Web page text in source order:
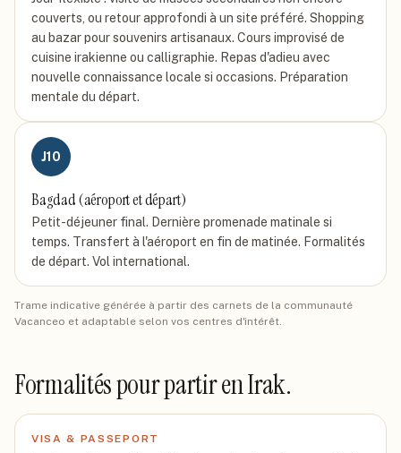
couverts, ou retour approfondi à un site préféré. Shopping
au bazar pour souvenirs artisanaux. Cours improvisé de
cuisine irakienne ou calligraphie. Repas d'adieu avec
nouvelle connaissance locale si occasions. Préparation
mentale du départ.
J10
Bagdad (aéroport et départ)
Petit-déjeuner final. Dernière promenade matinale si
temps. Transfert à l'aéroport en fin de matinée. Formalités
de départ. Vol international.
Trame indicative générée à partir des carnets de la communauté
Vacanceo et adaptable selon vos centres d'intérêt.
Formalités pour partiren Irak.
VISA & PASSEPORT